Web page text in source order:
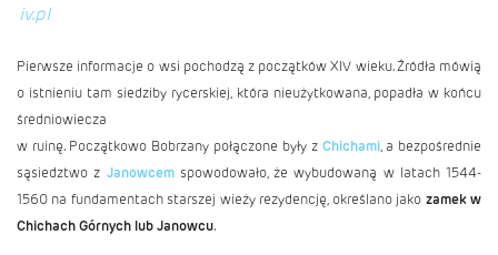
iv.pl
Pierwsze informacje o wsi pochodzą z początków XIV wieku. Źródła mówią
o istnieniu tam siedziby rycerskiej, która nieużytkowana, popadła w końcu
średniowiecza
w ruinę. Początkowo Bobrzany połączone były z Chichami, a bezpośrednie
sąsiedztwo z Janowcemspowodowało, że wybudowaną w latach 1544-
1560 na fundamentach starszej wieży rezydencję, określano jako zamek w
Chichach Górnych lub Janowcu.